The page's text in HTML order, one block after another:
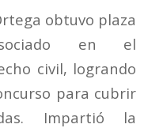
obtuvo plaza
en el
civil, logrando
para cubrir
Impartió la